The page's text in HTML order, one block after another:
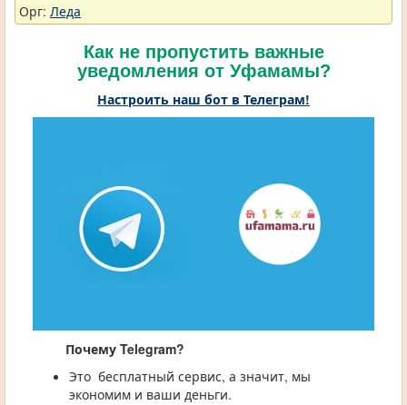
Орг: Леда
Как не пропустить важные
уведомления от Уфамамы?
Настроить наш бот в Телеграм!
Почему Telegram?
Это бесплатный сервис, а значит, мы
экономим и ваши деньги.